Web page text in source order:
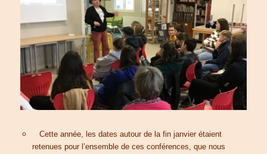
Cette année, les dates autour de la fin janvier étaient
retenues pour l’ensemble de ces conférences, que nous